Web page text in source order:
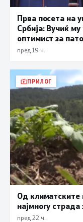
Прва посета на
Србија: Вучиќ
оптимист за
пред 19 ч.
ПРИЛОГ
Од климатските
најмногу
пред 22 ч.